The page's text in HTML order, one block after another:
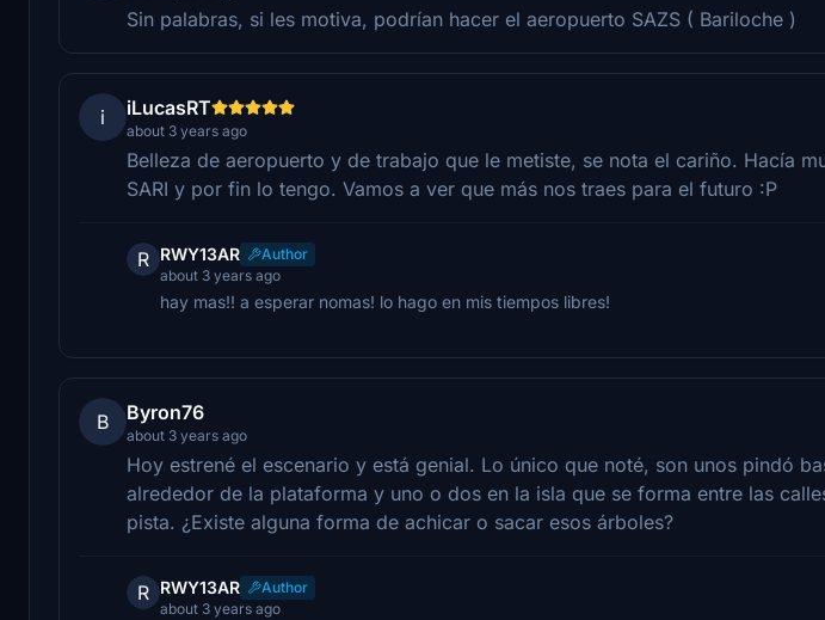
Sin palabras, si les motiva, podrían hacer el aeropuerto SAZS ( Bariloche )
i iLucasRT
about 3 years ago
Belleza de aeropuerto y de trabajo que le metiste, se nota el cariño. Hacía
SARI y por fin lo tengo. Vamos a ver que más nos traes para el futuro :P
R RWY13AR
Author
about 3 years ago
hay mas!! a esperar nomas! lo hago en mis tiempos libres!
B Byron76
about 3 years ago
Hoy estrené el escenario y está genial. Lo único que noté, son unos pindó
alrededor de la plataforma y uno o dos en la isla que se forma entre las
pista. ¿Existe alguna forma de achicar o sacar esos árboles?
R RWY13AR
Author
about 3 years ago